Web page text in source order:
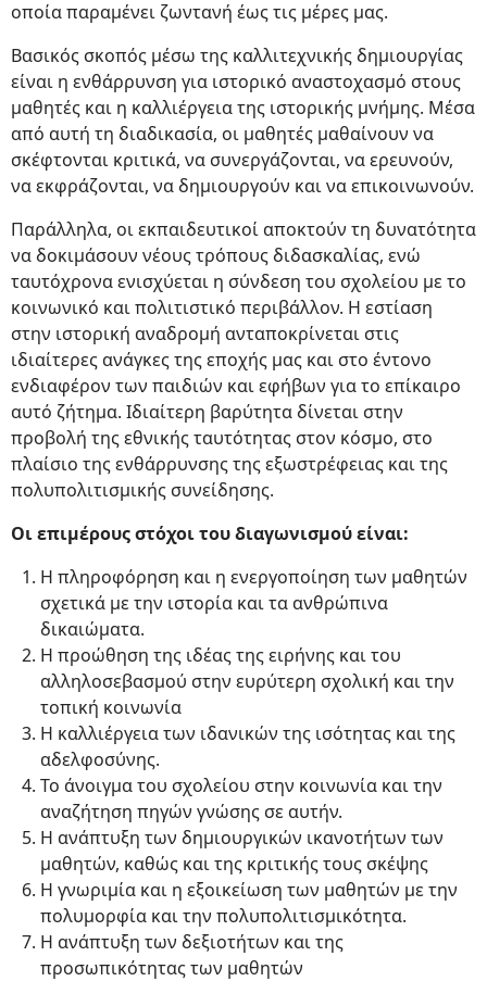
οποία παραμένει ζωντανή έως τις μέρες μας.
Βασικός σκοπός μέσω της καλλιτεχνικής δημιουργίας
είναι η ενθάρρυνση για ιστορικό αναστοχασμό στους
μαθητές και η καλλιέργεια της ιστορικής μνήμης. Μέσα
από αυτή τη διαδικασία, οι μαθητές μαθαίνουν να
σκέφτονται κριτικά, να συνεργάζονται, να ερευνούν,
να εκφράζονται, να δημιουργούν και να επικοινωνούν.
Παράλληλα, οι εκπαιδευτικοί αποκτούν τη δυνατότητα
να δοκιμάσουν νέους τρόπους διδασκαλίας, ενώ
ταυτόχρονα ενισχύεται η σύνδεση του σχολείου με το
κοινωνικό και πολιτιστικό περιβάλλον. Η εστίαση
στην ιστορική αναδρομή ανταποκρίνεται στις
ιδιαίτερες ανάγκες της εποχής μας και στο έντονο
ενδιαφέρον των παιδιών και εφήβων για το επίκαιρο
αυτό ζήτημα. Ιδιαίτερη βαρύτητα δίνεται στην
προβολή της εθνικής ταυτότητας στον κόσμο, στο
πλαίσιο της ενθάρρυνσης της εξωστρέφειας και της
πολυπολιτισμικής συνείδησης.
Οι επιμέρους στόχοι του διαγωνισμού είναι:
Η πληροφόρηση και η ενεργοποίηση των μαθητών
σχετικά με την ιστορία και τα ανθρώπινα
δικαιώματα.
Η προώθηση της ιδέας της ειρήνης και του
αλληλοσεβασμού στην ευρύτερη σχολική και την
τοπική κοινωνία
Η καλλιέργεια των ιδανικών της ισότητας και της
αδελφοσύνης.
Το άνοιγμα του σχολείου στην κοινωνία και την
αναζήτηση πηγών γνώσης σε αυτήν.
Η ανάπτυξη των δημιουργικών ικανοτήτων των
μαθητών, καθώς και της κριτικής τους σκέψης
Η γνωριμία και η εξοικείωση των μαθητών με την
πολυμορφία και την πολυπολιτισμικότητα.
Η ανάπτυξη των δεξιοτήτων και της
προσωπικότητας των μαθητών